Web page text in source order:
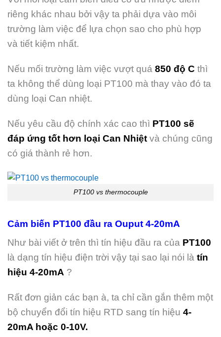
riêng khác nhau bởi vậy ta phải dựa vào môi
trường làm việc để lựa chọn sao cho phù hợp
và tiết kiệm nhất.
Nếu mối trường làm việc vượt quá 850 độ C thì
ta không thể dùng loại PT100 mà thay vào đó ta
dùng loại Can nhiệt.
Nếu yêu cầu độ chính xác cao thì PT100 sẽ
đáp ứng tốt hơn loại Can Nhiệt và chúng cũng
có giá thành rẻ hơn.
PT100 vs thermocouple
Cảm biến PT100 đầu ra Ouput 4-20mA
Như bài viết ở trên thì tín hiệu đầu ra của PT100
là dạng tín hiệu điện trời vậy tại sao lại nói là tín
hiệu 4-20mA ?
Rất đơn giản các bạn à, ta chỉ cần gắn thêm một
bộ chuyển đổi tín hiệu RTD sang tín hiệu 4-
20mA hoặc 0-10V.